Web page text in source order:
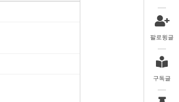
팔로윙글
구독글